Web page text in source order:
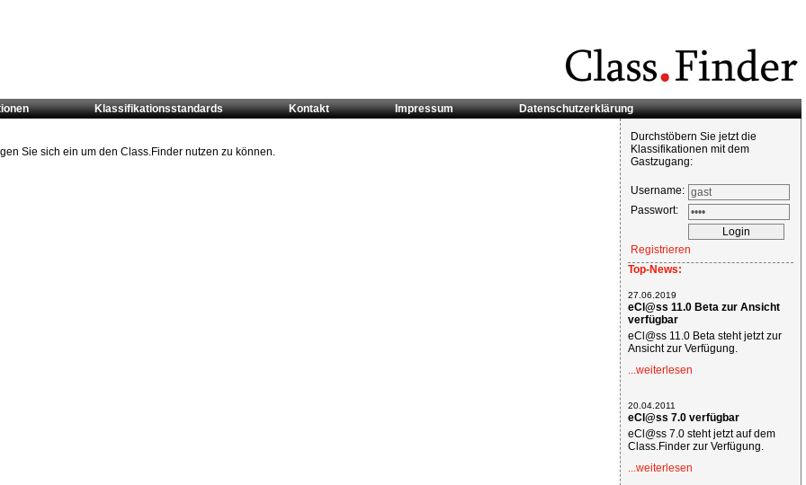
Klassifikationsstandards Kontakt Impressum Datenschutzerklärung
Sie sich ein um den Class.Finder nutzen zu können.
Durchstöbern Sie jetzt die
Klassifikationen mit dem
Gastzugang:
Username:
Passwort:
Registrieren
Top-News:
27.06.2019
eCl@ss 11.0 Beta zur Ansicht
verfügbar
eCl@ss 11.0 Beta steht jetzt zur
Ansicht zur Verfügung.
...weiterlesen
20.04.2011
eCl@ss 7.0 verfügbar
eCl@ss 7.0 steht jetzt auf dem
Class.Finder zur Verfügung.
...weiterlesen